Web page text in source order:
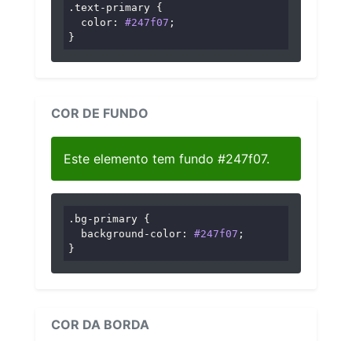
.text-primary {
color : #247f07 ;
}
COR DE FUNDO
Este elemento tem fundo #247f07.
.bg-primary {
background-color : #247f07 ;
}
COR DA BORDA